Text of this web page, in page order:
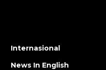
Internasional
News In English